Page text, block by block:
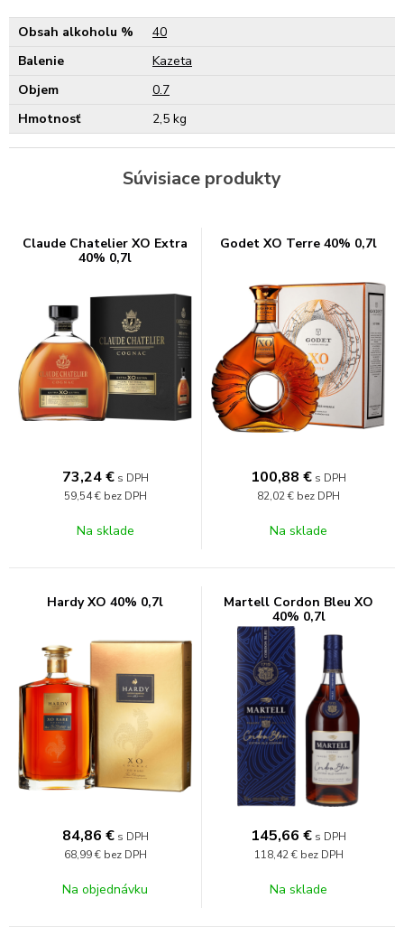
Obsah alkoholu %
40
Balenie
Kazeta
Objem
0.7
Hmotnosť
2,5 kg
Súvisiace produkty
Claude Chatelier XO Extra
40% 0,7l
73,24 € s DPH
59,54 € bez DPH
Na sklade
Godet XO Terre 40% 0,7l
100,88 € s DPH
82,02 € bez DPH
Na sklade
Hardy XO 40% 0,7l
84,86 € s DPH
68,99 € bez DPH
Na objednávku
Martell Cordon Bleu XO
40% 0,7l
145,66 € s DPH
118,42 € bez DPH
Na sklade